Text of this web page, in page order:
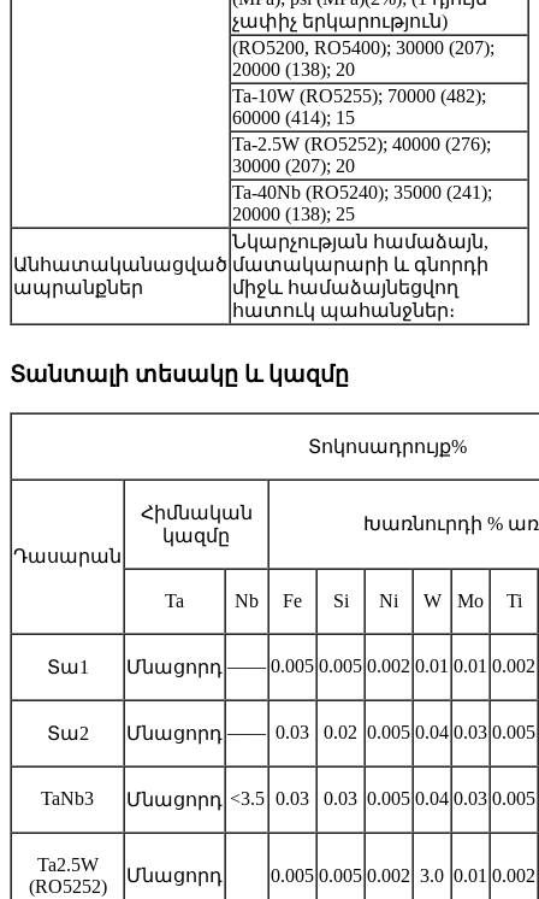
չափիչ երկարություն)
(RO5200, RO5400); 30000 (207);
20000 (138); 20
Ta-10W (RO5255); 70000 (482);
60000 (414); 15
Ta-2.5W (RO5252); 40000 (276);
30000 (207); 20
Ta-40Nb (RO5240); 35000 (241);
20000 (138); 25
Անհատականացված
ապրանքներ
Նկարչության համաձայն,
մատակարարի և գնորդի
միջև համաձայնեցվող
հատուկ պահանջներ։
Տանտալի տեսակը և կազմը
Տոկոսադրույք%
Դասարան
Հիմնական
կազմը
Խառնուրդի %
Ta Nb Fe Si Ni W Mo Ti
Տա1 Մնացորդ —— 0.005 0.005 0.002 0.01 0.01 0.002
Տա2 Մնացորդ —— 0.03 0.02 0.005 0.04 0.03 0.005
TaNb3 Մնացորդ <3.5 0.03 0.03 0.005 0.04 0.03 0.005
Ta2.5W
(RO5252)
Մնացորդ 0.005 0.005 0.002 3.0 0.01 0.002